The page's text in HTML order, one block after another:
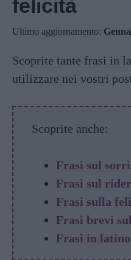
felicità
Ultimo aggiornamento:
Scoprite tante frasi in
utilizzare nei vostri
Scoprite anche:
Frasi sul
Frasi sul
Frasi sulla
Frasi brevi
Frasi in